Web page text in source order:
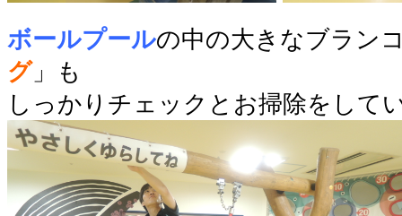
ボールプールの中の大きなブラン
グ」も
しっかりチェックとお掃除をして